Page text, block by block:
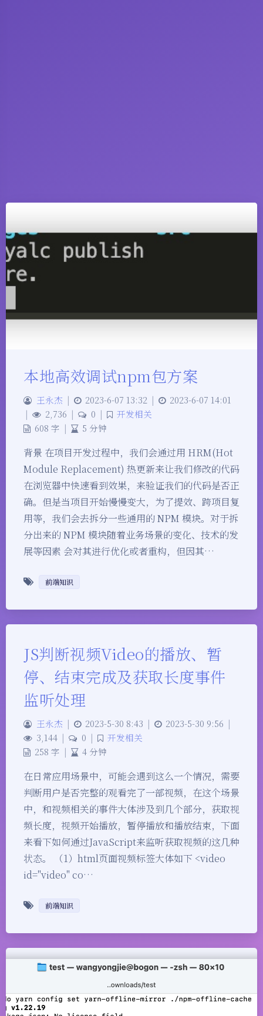
本地高效调试npm包方案
王永杰 | 2023-6-07 13:32 |
2023-6-07 14:01
|
2,736 | 0 |
开发相关
608 字 | 5 分钟
背景 在项目开发过程中，我们会通过用 HRM(Hot
Module Replacement) 热更新来让我们修改的代码
在浏览器中快速看到效果，来验证我们的代码是否正
确。但是当项目开始慢慢变大，为了提效、跨项目复
用等，我们会去拆分一些通用的 NPM 模块。对于拆
分出来的 NPM 模块随着业务场景的变化、技术的发
展等因素 会对其进行优化或者重构，但因其…
前端知识
JS判断视频Video的播放、暂
停、结束完成及获取长度事件
监听处理
王永杰 | 2023-5-30 8:43 | 2023-5-30 9:56 |
3,144 | 0 |
开发相关
258 字 | 4 分钟
在日常应用场景中，可能会遇到这么一个情况，需要
判断用户是否完整的观看完了一部视频，在这个场景
中，和视频相关的事件大体涉及到几个部分，获取视
频长度，视频开始播放，暂停播放和播放结束，下面
来看下如何通过JavaScript来监听获取视频的这几种
状态。 （1）html页面视频标签大体如下 <video
id="video" co…
前端知识